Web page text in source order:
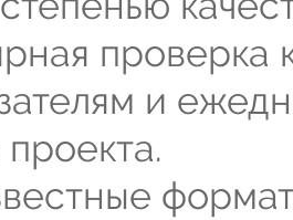
проверка
и
проекта.